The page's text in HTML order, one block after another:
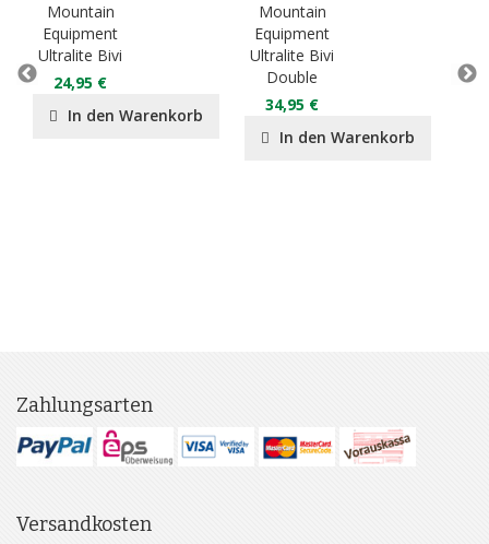
Mountain
Equipment
Ultralite Bivi
24,95 €
In den Warenkorb
Mountain
Equipment
Ultralite Bivi
Double
34,95 €
In den Warenkorb
Zahlungsarten
Versandkosten